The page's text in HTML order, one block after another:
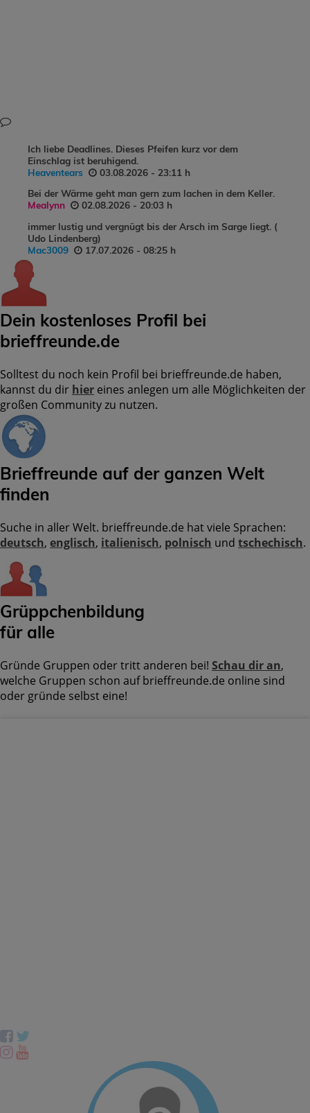
Ich liebe Deadlines. Dieses Pfeifen kurz vor dem
Einschlag ist beruhigend.
Heaventears
03.08.2026 - 23:11 h
Bei der Wärme geht man gern zum lachen in dem Keller.
Mealynn
02.08.2026 - 20:03 h
immer lustig und vergnügt bis der Arsch im Sarge liegt. (
Udo Lindenberg)
Mac3009
17.07.2026 - 08:25 h
Dein kostenloses Profil bei
brieffreunde.de
Solltest du noch kein Profil bei brieffreunde.de haben,
kannst du dir hier eines anlegen um alle Möglichkeiten der
großen Community zu nutzen.
Brieffreunde auf der ganzen Welt
finden
Suche in aller Welt. brieffreunde.de hat viele Sprachen:
deutsch, englisch, italienisch, polnisch und tschechisch.
Grüppchenbildung
für alle
Gründe Gruppen oder tritt anderen bei! Schau dir an,
welche Gruppen schon auf brieffreunde.de online sind
oder gründe selbst eine!